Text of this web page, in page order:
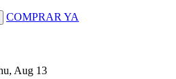
COMPRAR YA
Aug 13